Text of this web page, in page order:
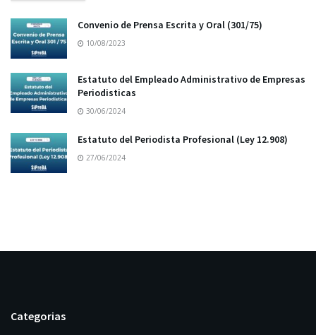
Convenio de Prensa Escrita y Oral (301/75)
10/08/2023
Estatuto del Empleado Administrativo de Empresas
Periodisticas
30/06/2024
Estatuto del Periodista Profesional (Ley 12.908)
27/06/2024
Categorias